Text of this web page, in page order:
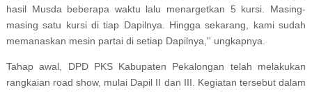
hasil Musda beberapa waktu lalu menargetkan 5 kursi. Masing-
masing satu kursi di tiap Dapilnya. Hingga sekarang, kami sudah
memanaskan mesin partai di setiap Dapilnya,'' ungkapnya.
Tahap awal, DPD PKS Kabupaten Pekalongan telah melakukan
rangkaian road show, mulai Dapil II dan III. Kegiatan tersebut dalam